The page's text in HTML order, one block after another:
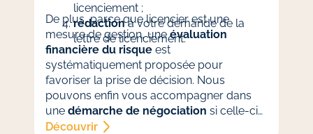
licenciement ;
rédactionà votre demande de la
lettre de licenciement.
De plus, parce que licencier est une
mesure de gestion, uneévaluation
financière du risque est
systématiquement proposée pour
favoriser la prise de décision. Nous
pouvons enfin vous accompagner dans
unedémarche de négociation si celle-ci
s’avère opportune.
Découvrir